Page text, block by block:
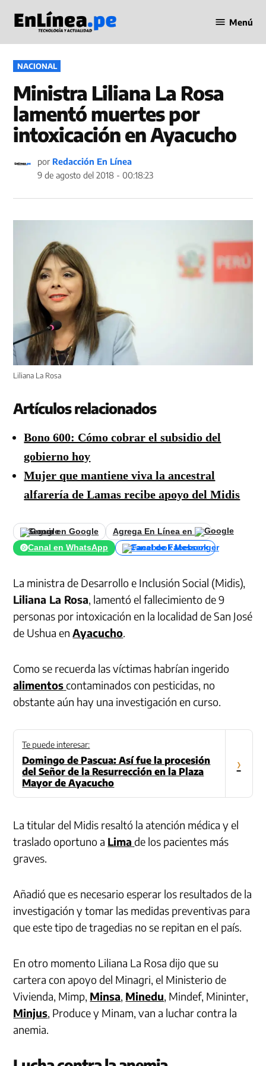
contenido
en Línea
Menú
PUBLICADO
EN
NACIONAL
Ministra Liliana La Rosa
lamentó muertes por
intoxicación en Ayacucho
por Redacción En Línea
9 de agosto del 2018 - 00:18:23
Liliana La Rosa
Artículos relacionados
Bono 600: Cómo cobrar el subsidio del
gobierno hoy
Mujer que mantiene viva la ancestral
alfarería de Lamas recibe apoyo del Midis
Seguir en Google
Agrega En Línea en
Canal en WhatsApp
Canal de Facebook
La ministra de Desarrollo e Inclusión Social (Midis),
Liliana La Rosa, lamentó el fallecimiento de 9
personas por intoxicación en la localidad de San José
de Ushua enAyacucho.
Como se recuerda las víctimas habrían ingerido
alimentoscontaminados con pesticidas, no
obstante aún hay una investigación en curso.
Te puede interesar:
Domingo de Pascua: Así fue la procesión
del Señor de la Resurrección en la Plaza
Mayor de Ayacucho
›
La titular del Midis resaltó la atención médica y el
traslado oportuno a Lima de los pacientes más
graves.
Añadió que es necesario esperar los resultados de la
investigación y tomar las medidas preventivas para
que este tipo de tragedias no se repitan en el país.
En otro momento Liliana La Rosa dijo que su
cartera con apoyo del Minagri, el Ministerio de
Vivienda, Mimp, Minsa, Minedu, Mindef, Mininter,
Minjus, Produce y Minam, van a luchar contra la
anemia.